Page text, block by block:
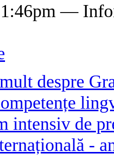
1:46pm —
despre
intensiv de
-